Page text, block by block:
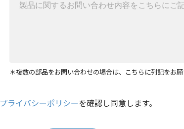
＊複数の部品をお問い合わせの場合は、こちらに列記をお願
プライバシーポリシーを確認し同意します。